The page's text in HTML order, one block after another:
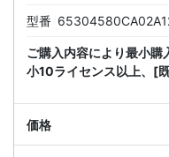
型番
ご購入内容により最小
小10ライセンス以上、[